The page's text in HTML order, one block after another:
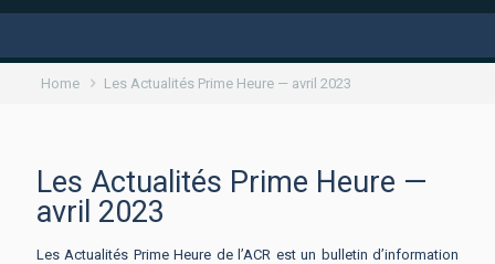
Home Les Actualités Prime Heure — avril 2023
Les Actualités Prime Heure —
avril 2023
Les Actualités Prime Heure de l’ACR est un bulletin d’information